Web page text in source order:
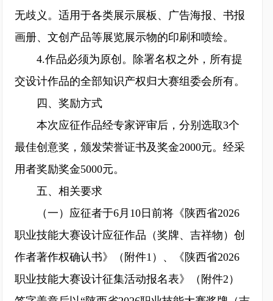
无歧义。适用于各类展示展板、广告海报、书报
画册、文创产品等展览展示物的印刷和喷绘。
4.作品必须为原创。除署名权之外，所有提
交设计作品的全部知识产权归大赛组委会所有。
四、奖励方式
本次应征作品经专家评审后，分别选取3个
最佳创意奖，颁发荣誉证书及奖金2000元。经采
用者奖励奖金5000元。
五、相关要求
（一）应征者于6月10日前将《陕西省2026
职业技能大赛设计应征作品（奖牌、吉祥物）创
作者著作权确认书》（附件1）、《陕西省2026
职业技能大赛设计征集活动报名表》（附件2）